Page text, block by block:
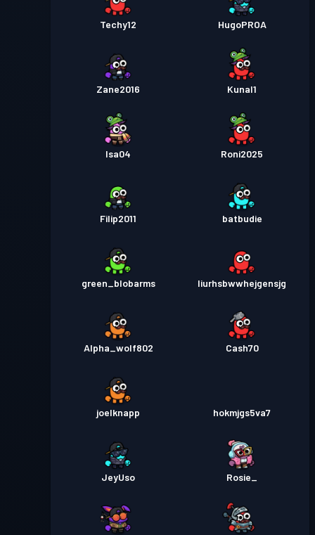
Techy12 HugoPROA
Zane2016 Kunal1
Isa04 Roni2025
Filip2011 batbudie
green_blobarms Iiurhsbwwhejgensjg
Alpha_wolf802 Cash70
joelknapp hokmjgs5va7
JeyUso Rosie_